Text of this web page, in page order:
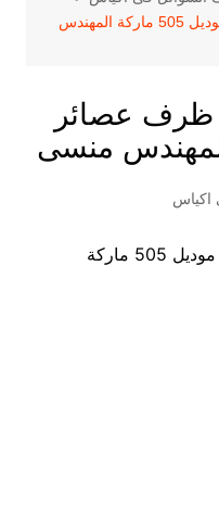
ماكينة تعبئة وتغليف ظرف عصائر موديل 505 ماركة المهندس
ظرف عصائر
ماكينة تعبئة وتغليف ظرف عصائر موديل 505 ماركة